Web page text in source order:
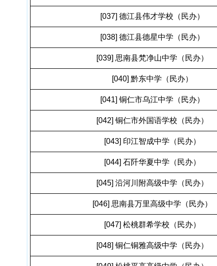
[037] 德江县伟才学校（民办）
[038] 德江县德星中学（民办）
[039] 思南县梵净山中学（民办）
[040] 黔东中学（民办）
[041] 铜仁市乌江中学（民办）
[042] 铜仁市外国语学校（民办）
[043] 印江智成中学（民办）
[044] 石阡华夏中学（民办）
[045] 沿河川附高级中学（民办）
[046] 思南县万里高级中学（民办）
[047] 松桃群希学校（民办）
[048] 铜仁铜雅高级中学（民办）